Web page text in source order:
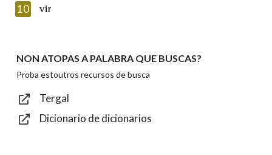
Introduce o código que aparece na imaxe:
Texto de verificación
10 vir
NON ATOPAS A PALABRA QUE BUSCAS?
Proba estoutros recursos de busca
Tergal
Dicionario de dicionarios